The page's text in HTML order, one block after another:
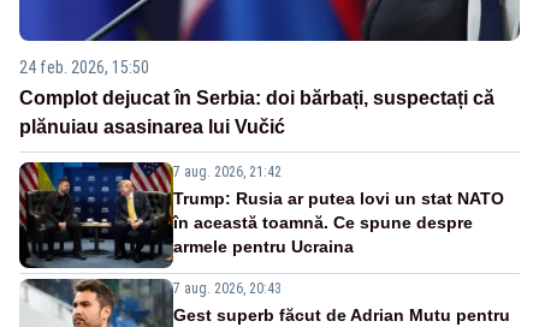
24 feb. 2026, 15:50
Complot dejucat în Serbia: doi bărbați, suspectați că
plănuiau asasinarea lui Vučić
7 aug. 2026, 21:42
Trump: Rusia ar putea lovi un stat NATO
în această toamnă. Ce spune despre
armele pentru Ucraina
7 aug. 2026, 20:43
Gest superb făcut de Adrian Mutu pentru